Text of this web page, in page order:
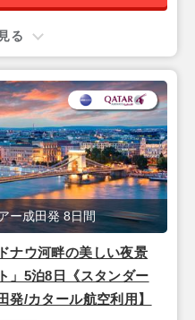
る
ナウ河畔の美しい夜景
」5泊8日《スタンダー
発/カタール航空利用】
ー成田発 8日間